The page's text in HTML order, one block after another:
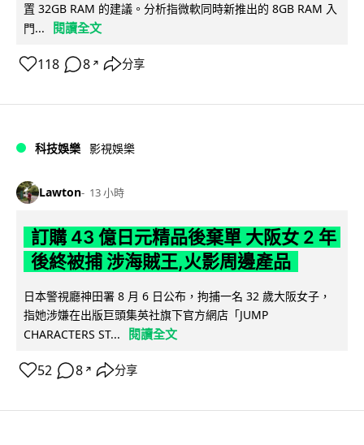
置 32GB RAM 的建議。分析指微軟同時新推出的 8GB RAM 入
門...
閱讀全文
118 8 ↗ 分享
科技娛樂 影視娛樂
Lawton 13 小時
訂購 43 億日元精品後棄單 大阪女 2 年
後終被捕 涉海賊王,火影周邊產品
日本警視廳神田署 8 月 6 日公布，拘捕一名 32 歲大阪女子，
指她涉嫌在出版巨頭集英社旗下官方網店「JUMP
CHARACTERS ST...
閱讀全文
52 8 ↗ 分享